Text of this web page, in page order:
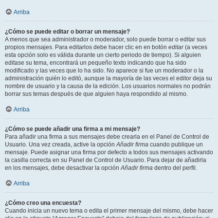
Arriba
¿Cómo se puede editar o borrar un mensaje?
A menos que sea administrador o moderador, solo puede borrar o editar sus
propios mensajes. Para editarlos debe hacer clic en en botón editar(a veces
esta opción solo es válida durante un cierto periodo de tiempo). Si alguien
editase su tema, encontrará un pequeño texto indicando que ha sido
modificado y las veces que lo ha sido. No aparece si fue un moderador o la
administración quién lo editó, aunque la mayoría de las veces el editor deja su
nombre de usuario y la causa de la edición. Los usuarios normales no podrán
borrar sus temas después de que alguien haya respondido al mismo.
Arriba
¿Cómo se puede añadir una firma a mi mensaje?
Para añadir una firma a sus mensajes debe crearla en el Panel de Control de
Usuario. Una vez creada, active la opciónAñadir firma cuando publique un
mensaje. Puede asignar una firma por defecto a todos sus mensajes activando
la casilla correcta en su Panel de Control de Usuario. Para dejar de añadirla
en los mensajes, debe desactivar la opciónAñadir firma dentro del perfil.
Arriba
¿Cómo creo una encuesta?
Cuando inicia un nuevo tema o edita el primer mensaje del mismo, debe hacer